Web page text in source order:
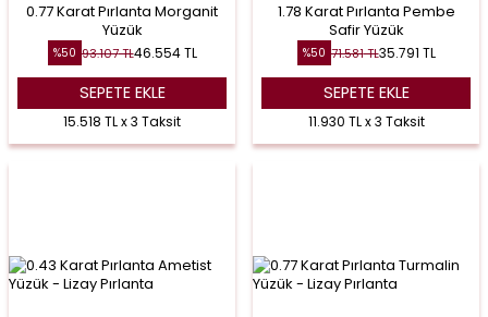
0.77 Karat Pırlanta Morganit
Yüzük
%50 93.107TL46.554TL
SEPETE EKLE
15.518 TL x 3 Taksit
1.78 Karat Pırlanta Pembe
Safir Yüzük
%50 71.581TL35.791 TL
SEPETE EKLE
11.930 TL x 3 Taksit